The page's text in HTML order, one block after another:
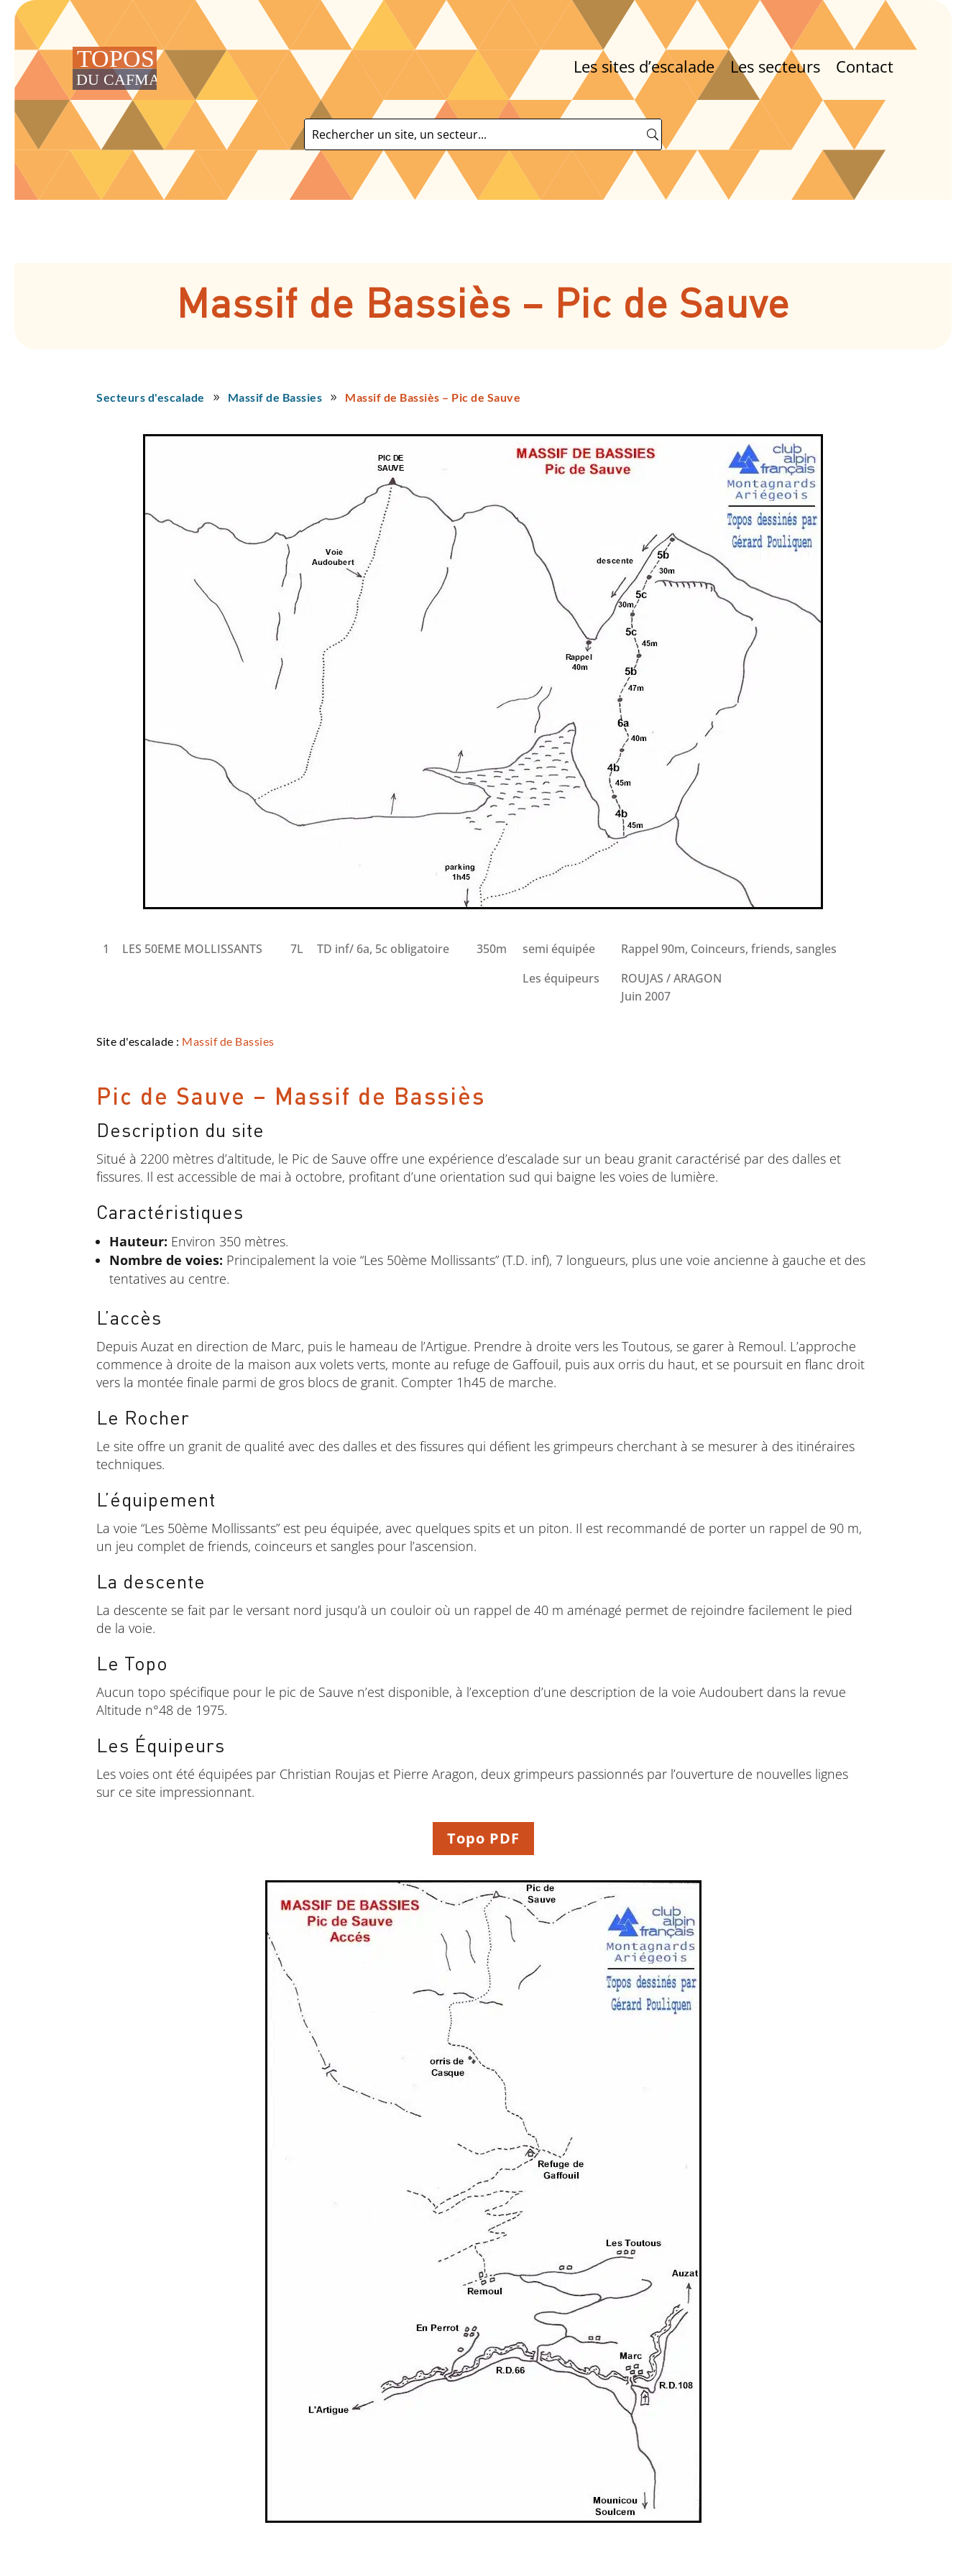
Les sites d’escalade Les secteurs Contact
Massif de Bassiès – Pic de Sauve
Secteurs d'escalade 9 Massif de Bassies 9 Massif de Bassiès – Pic de Sauve
1 LES 50EME MOLLISSANTS 7L TD inf/ 6a, 5c obligatoire 350m semi équipée
Rappel 90m, Coinceurs, friends, sangles
Les équipeurs
ROUJAS / ARAGON
Juin 2007
Site d'escalade : Massif de Bassies
Pic de Sauve – Massif de Bassiès
Description du site
Situé à 2200 mètres d’altitude, le Pic de Sauve offre une expérience d’escalade sur un beau granit caractérisé par des dalles et
fissures. Il est accessible de mai à octobre, profitant d’une orientation sud qui baigne les voies de lumière.
Caractéristiques
Hauteur: Environ 350 mètres.
Nombre de voies: Principalement la voie “Les 50ème Mollissants” (T.D. inf), 7 longueurs, plus une voie ancienne à gauche et des
tentatives au centre.
L’accès
Depuis Auzat en direction de Marc, puis le hameau de l’Artigue. Prendre à droite vers les Toutous, se garer à Remoul. L’approche
commence à droite de la maison aux volets verts, monte au refuge de Gaffouil, puis aux orris du haut, et se poursuit en flanc droit
vers la montée finale parmi de gros blocs de granit. Compter 1h45 de marche.
Le Rocher
Le site offre un granit de qualité avec des dalles et des fissures qui défient les grimpeurs cherchant à se mesurer à des itinéraires
techniques.
L’équipement
La voie “Les 50ème Mollissants” est peu équipée, avec quelques spits et un piton. Il est recommandé de porter un rappel de 90 m,
un jeu complet de friends, coinceurs et sangles pour l’ascension.
La descente
La descente se fait par le versant nord jusqu’à un couloir où un rappel de 40 m aménagé permet de rejoindre facilement le pied
de la voie.
Le Topo
Aucun topo spécifique pour le pic de Sauve n’est disponible, à l’exception d’une description de la voie Audoubert dans la revue
Altitude n°48 de 1975.
Les Équipeurs
Les voies ont été équipées par Christian Roujas et Pierre Aragon, deux grimpeurs passionnés par l’ouverture de nouvelles lignes
sur ce site impressionnant.
Topo PDF